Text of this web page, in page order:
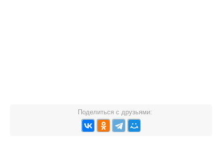
Поделиться с друзьями: